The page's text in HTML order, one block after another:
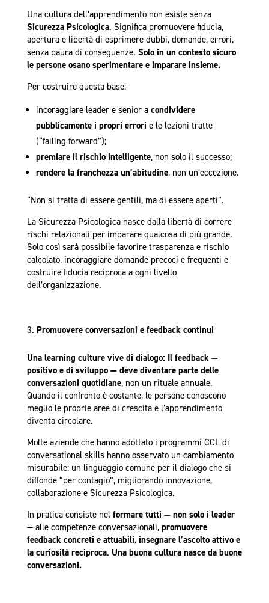
Una cultura dell’apprendimento non esiste senza
Sicurezza Psicologica. Significa promuovere fiducia,
apertura e libertà di esprimere dubbi, domande, errori,
senza paura di conseguenze. Solo in un contesto sicuro
le persone osano sperimentare e imparare insieme.
Per costruire questa base:
incoraggiare leader e senior a condividere
pubblicamente i propri errori e le lezioni tratte
(“failing forward”);
premiare il rischio intelligente, non solo il successo;
rendere la franchezza un’abitudine, non un’eccezione.
“Non si tratta di essere gentili, ma di essere aperti”.
La Sicurezza Psicologica nasce dalla libertà di correre
rischi relazionali per imparare qualcosa di più grande.
Solo così sarà possibile favorire trasparenza e rischio
calcolato, incoraggiare domande precoci e frequenti e
costruire fiducia reciproca a ogni livello
dell’organizzazione.
Promuovere conversazioni e feedback continui
Una learning culture vive di dialogo: Il feedback —
positivo e di sviluppo — deve diventare parte delle
conversazioni quotidiane, non un rituale annuale.
Quando il confronto è costante, le persone conoscono
meglio le proprie aree di crescita e l’apprendimento
diventa circolare.
Molte aziende che hanno adottato i programmi CCL di
conversational skills hanno osservato un cambiamento
misurabile: un linguaggio comune per il dialogo che si
diffonde “per contagio”, migliorando innovazione,
collaborazione e Sicurezza Psicologica.
In pratica consiste nelformare tutti — non solo i leader
— alle competenze conversazionali, promuovere
feedback concreti e attuabili, insegnare l’ascolto attivo e
la curiosità reciproca. Una buona cultura nasce da buone
conversazioni.